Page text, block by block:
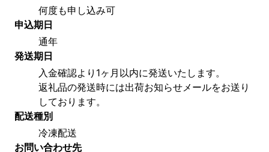
何度も申し込み可
申込期日
通年
発送期日
入金確認より1ヶ月以内に発送いたします。
返礼品の発送時には出荷お知らせメールをお送り
しております。
配送種別
冷凍配送
お問い合わせ先